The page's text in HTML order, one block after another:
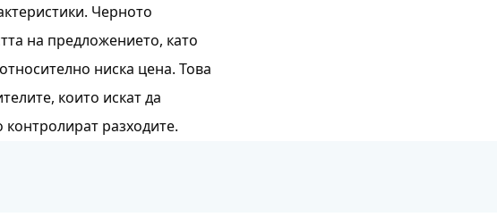
Черното
на предложението, като
ниска цена. Това
които искат да
разходите.